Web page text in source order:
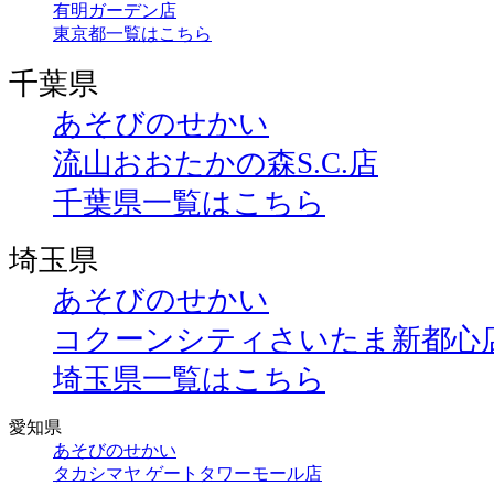
有明ガーデン店
東京都一覧はこちら
千葉県
あそびのせかい
流山おおたかの森S.C.店
千葉県一覧はこちら
埼玉県
あそびのせかい
コクーンシティさいたま新都心
埼玉県一覧はこちら
愛知県
あそびのせかい
タカシマヤ ゲートタワーモール店